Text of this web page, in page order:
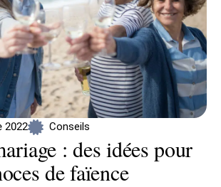
2022 Conseils
: des idées pour
de faïence